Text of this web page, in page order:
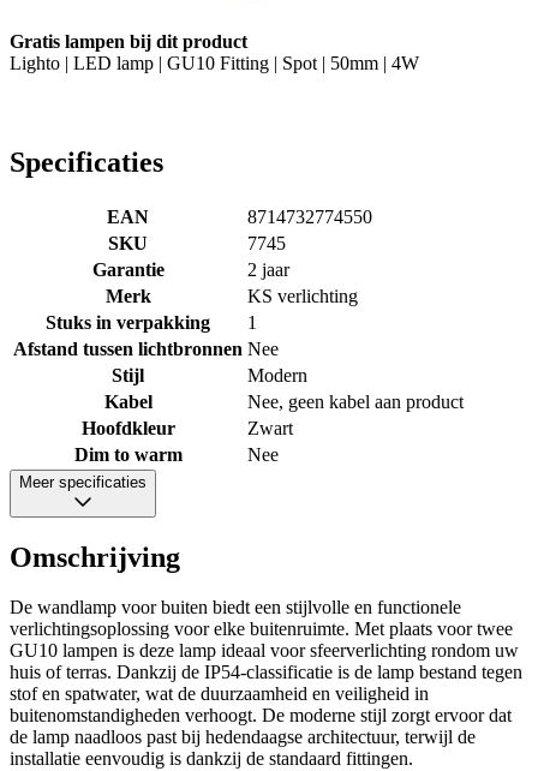
Gratis lampen bij dit product
Lighto | LED lamp | GU10 Fitting | Spot | 50mm | 4W
Specificaties
EAN
8714732774550
SKU
7745
Garantie
2 jaar
Merk
KS verlichting
Stuks in verpakking
1
Afstand tussen lichtbronnen Nee
Stijl
Modern
Kabel
Nee, geen kabel aan product
Hoofdkleur
Zwart
Dim to warm
Nee
Meer specificaties
Omschrijving
De wandlamp voor buiten biedt een stijlvolle en functionele
verlichtingsoplossing voor elke buitenruimte. Met plaats voor twee
GU10 lampen is deze lamp ideaal voor sfeerverlichting rondom uw
huis of terras. Dankzij de IP54-classificatie is de lamp bestand tegen
stof en spatwater, wat de duurzaamheid en veiligheid in
buitenomstandigheden verhoogt. De moderne stijl zorgt ervoor dat
de lamp naadloos past bij hedendaagse architectuur, terwijl de
installatie eenvoudig is dankzij de standaard fittingen.